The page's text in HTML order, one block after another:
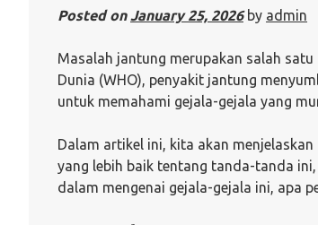
Posted onJanuary 25, 2026by admin
Masalah jantung merupakan salah
Dunia (WHO), penyakit jantung
untuk memahami gejala-gejala yang
Dalam artikel ini, kita akan
yang lebih baik tentang tanda-tanda
dalam mengenai gejala-gejala ini, apa